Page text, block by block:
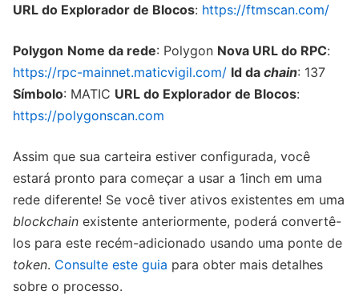
URL do Explorador de Blocos: https://ftmscan.com/
Polygon Nome da rede: Polygon Nova URL do RPC:
https://rpc-mainnet.maticvigil.com/ Id da chain: 137
Símbolo: MATIC URL do Explorador de Blocos:
https://polygonscan.com
Assim que sua carteira estiver configurada, você
estará pronto para começar a usar a 1inch em uma
rede diferente! Se você tiver ativos existentes em uma
blockchain existente anteriormente, poderá convertê-
los para este recém-adicionado usando uma ponte de
token. Consulte este guia para obter mais detalhes
sobre o processo.